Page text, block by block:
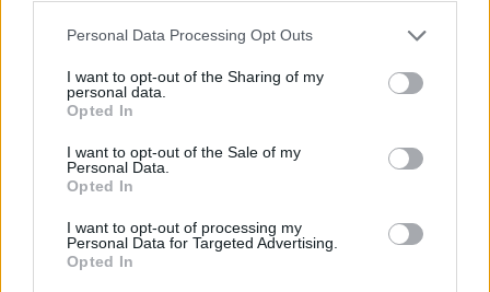
Personal Data Processing Opt Outs
I want to opt-out of the Sharing of my
personal data.
Opted In
I want to opt-out of the Sale of my
Personal Data.
Opted In
I want to opt-out of processing my
Personal Data for Targeted Advertising.
Opted In